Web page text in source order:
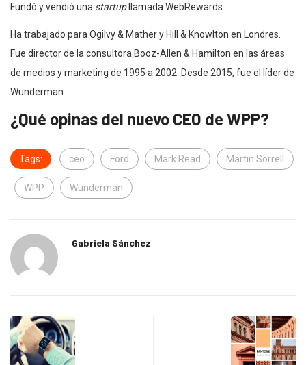
Fundó y vendió una startup llamada WebRewards.
Ha trabajado para Ogilvy & Mather y Hill & Knowlton en Londres.
Fue director de la consultora Booz-Allen & Hamilton en las áreas
de medios y marketing de 1995 a 2002. Desde 2015, fue el líder de
Wunderman.
¿Qué opinas del nuevo CEO de WPP?
Tags: ceo Ford Mark Read Martin Sorrell
WPP Wunderman
Gabriela Sánchez